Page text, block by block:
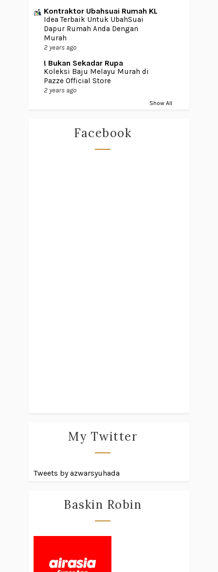
Kontraktor Ubahsuai Rumah KL
Idea Terbaik Untuk UbahSuai
Dapur Rumah Anda Dengan
Murah
2 years ago
! Bukan Sekadar Rupa
Koleksi Baju Melayu Murah di
Pazze Official Store
2 years ago
Show All
Facebook
My Twitter
Tweets by azwarsyuhada
Baskin Robin